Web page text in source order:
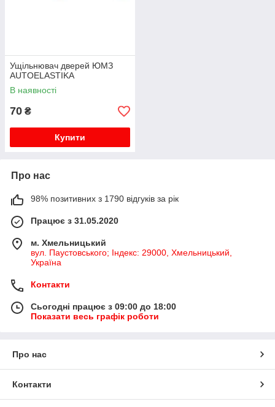
Ущільнювач дверей ЮМЗ
AUTOELASTIKA
В наявності
70 ₴
Купити
Про нас
98% позитивних з 1790 відгуків за рік
Працює з 31.05.2020
м. Хмельницький
вул. Паустовського; Індекс: 29000, Хмельницький,
Україна
Контакти
Сьогодні працює з 09:00 до 18:00
Показати весь графік роботи
Про нас
Контакти